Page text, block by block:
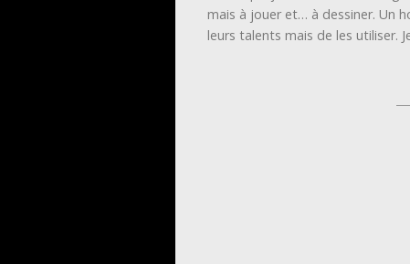
mais à jouer et… à dessiner. Un
leurs talents mais de les utiliser.